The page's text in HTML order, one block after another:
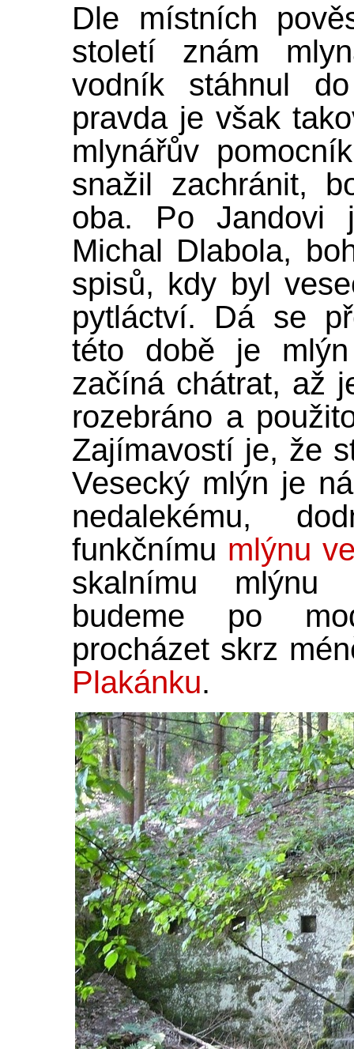
Dle místních
století znám
vodník stáhnul
pravda je však
mlynářův
snažil zachránit,
oba. Po Jandovi
Michal Dlabola,
spisů, kdy byl
pytláctví. Dá se
této době je
začíná chátrat, až
rozebráno a
Zajímavostí je, že
Vesecký mlýn je
nedalekému,
funkčnímu mlýnu
skalnímu mlýnu
budeme po
procházet skrz
Plakánku.